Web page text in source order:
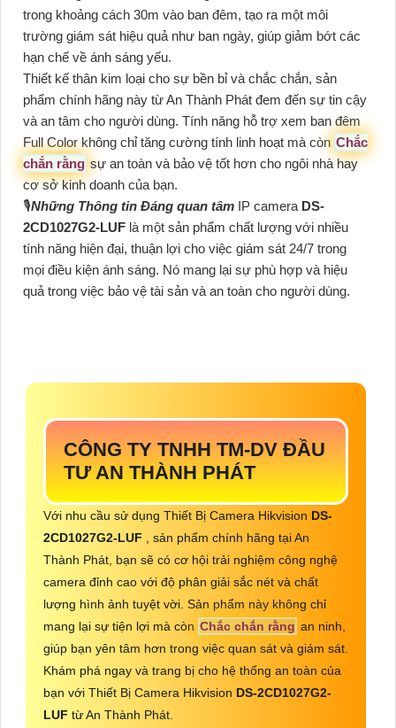
trong khoảng cách 30m vào ban đêm, tạo ra một môi
trường giám sát hiệu quả như ban ngày, giúp giảm bớt các
hạn chế về ánh sáng yếu.
Thiết kế thân kim loại cho sự bền bỉ và chắc chắn, sản
phẩm chính hãng này từ An Thành Phát đem đến sự tin cậy
và an tâm cho người dùng. Tính năng hỗ trợ xem ban đêm
Full Color không chỉ tăng cường tính linh hoạt mà còn Chắc
chắn rằng sự an toàn và bảo vệ tốt hơn cho ngôi nhà hay
cơ sở kinh doanh của bạn.
🎙Những Thông tin Đáng quan tâm IP camera DS-
2CD1027G2-LUF là một sản phẩm chất lượng với nhiều
tính năng hiện đại, thuận lợi cho việc giám sát 24/7 trong
mọi điều kiện ánh sáng. Nó mang lại sự phù hợp và hiệu
quả trong việc bảo vệ tài sản và an toàn cho người dùng.
CÔNG TY TNHH TM-DV ĐẦU
TƯ AN THÀNH PHÁT
Với nhu cầu sử dụng Thiết Bị Camera Hikvision DS-
2CD1027G2-LUF
, sản phẩm chính hãng tại An
Thành Phát, bạn sẽ có cơ hội trải nghiệm công nghệ
camera đỉnh cao với độ phân giải sắc nét và chất
lượng hình ảnh tuyệt vời. Sản phẩm này không chỉ
mang lại sự tiện lợi mà còn Chắc chắn rằng an ninh,
giúp bạn yên tâm hơn trong việc quan sát và giám sát.
Khám phá ngay và trang bị cho hệ thống an toàn của
bạn với Thiết Bị Camera Hikvision DS-2CD1027G2-
LUF từ An Thành Phát.